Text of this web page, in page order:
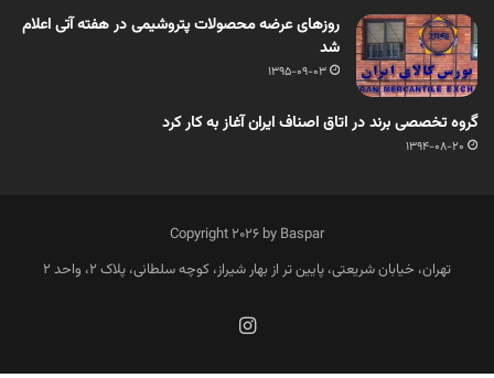
روزهای عرضه محصولات پتروشیمی در هفته آتی اعلام
شد
1395-09-03
گروه تخصصی برند در اتاق اصناف ایران آغاز به کار کرد
1394-08-20
Copyright 2026 by Baspar
تهران، خیابان شریعتی، پایین تر از بهار شیراز، کوچه سلطانی، پلاک 2، واحد 2